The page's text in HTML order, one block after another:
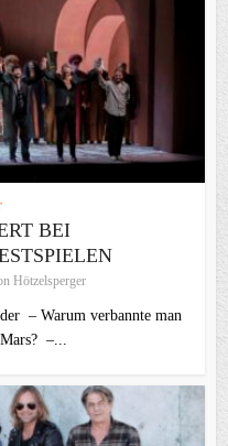
BEI
Hötzelsperger
– Warum verbannte man
–...